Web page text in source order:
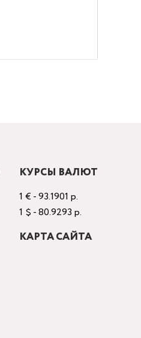
КУРСЫ ВАЛЮТ
1 € - 93.1901 р.
1 $ - 80.9293 р.
КАРТА САЙТА